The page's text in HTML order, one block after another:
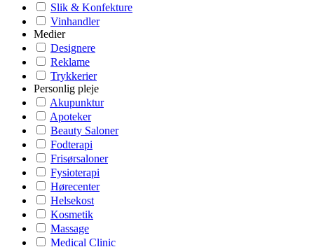
Slik & Konfekture
Vinhandler
Medier
Designere
Reklame
Trykkerier
Personlig pleje
Akupunktur
Apoteker
Beauty Saloner
Fodterapi
Frisørsaloner
Fysioterapi
Hørecenter
Helsekost
Kosmetik
Massage
Medical Clinic